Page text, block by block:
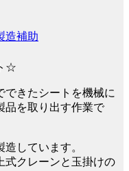
造補助
☆
できたシートを機械に
品を取り出す作業で
しています。
式クレーンと玉掛けの